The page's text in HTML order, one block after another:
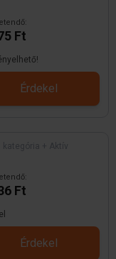
Ft
Érdekel
Ft
Érdekel